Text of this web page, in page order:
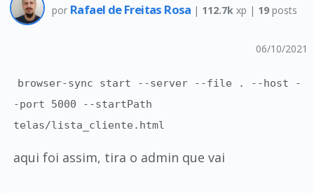
por Rafael de Freitas Rosa | 112.7k xp | 19 posts
06/10/2021
browser-sync start --server --file . --host -
-port 5000 --startPath
telas/lista_cliente.html
aqui foi assim, tira o admin que vai